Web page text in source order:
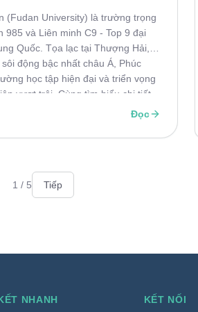
(Fudan University) là trường trọng
985 và Liên minh C9 - Top 9 đại
Quốc. Tọa lạc tại Thượng Hải,
động bậc nhất châu Á, Phúc
học tập hiện đại và triển vọng
vượt trội. Cùng tìm hiểu chi tiết
đào tạo và cơ hội học bổng tại
Đọc
1 / 5 Tiếp
NHANH KẾT NỐI